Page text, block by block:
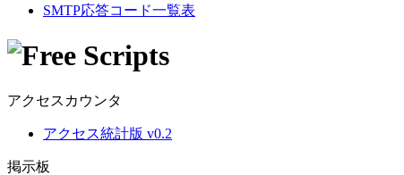
SMTP応答コード一覧表
アクセスカウンタ
アクセス統計版 v0.2
掲示板